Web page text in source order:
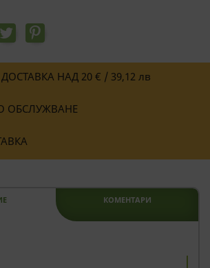
НАД 20 € / 39,12 лв
ОБСЛУЖВАНЕ
КОМЕНТАРИ